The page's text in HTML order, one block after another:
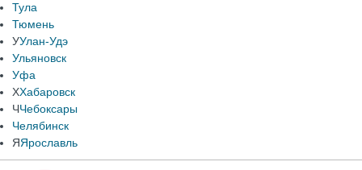
Тула
Тюмень
УУлан-Удэ
Ульяновск
Уфа
ХХабаровск
ЧЧебоксары
Челябинск
ЯЯрославль